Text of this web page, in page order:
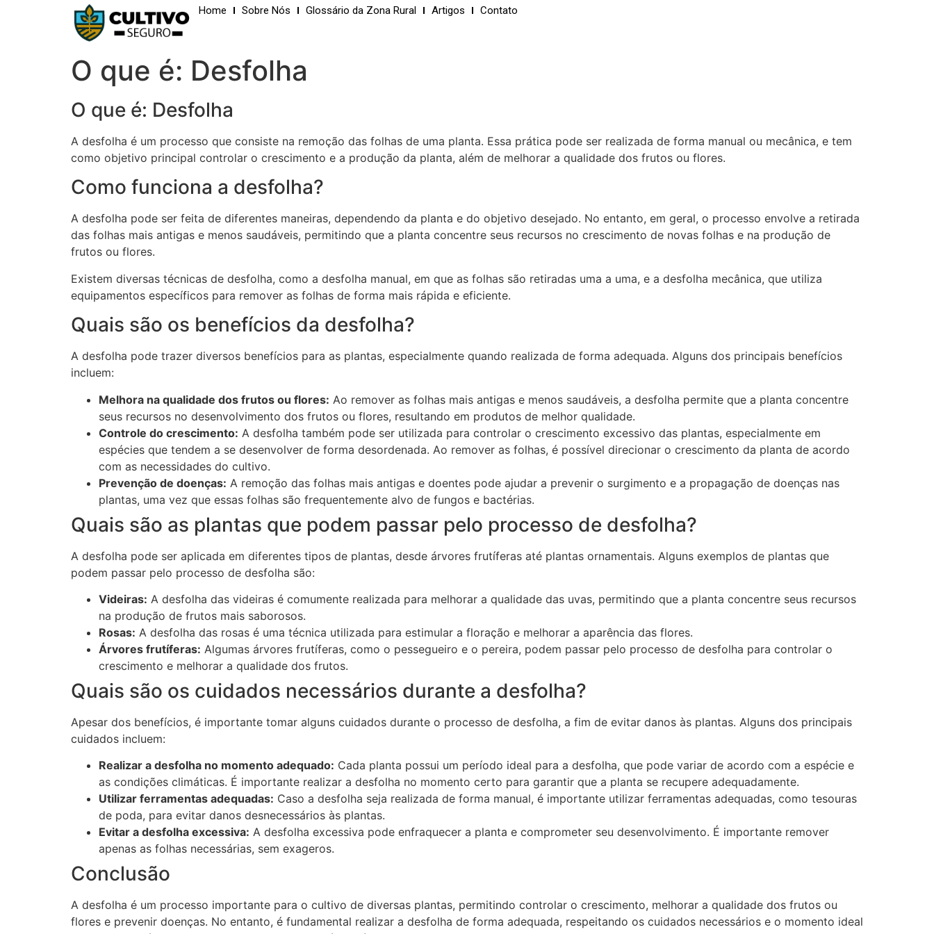
Home Sobre Nós Glossário da Zona Rural Artigos Contato
O que é: Desfolha
O que é: Desfolha
A desfolha é um processo que consiste na remoção das folhas de uma planta. Essa prática pode ser realizada de forma manual ou mecânica, e tem
como objetivo principal controlar o crescimento e a produção da planta, além de melhorar a qualidade dos frutos ou flores.
Como funciona a desfolha?
A desfolha pode ser feita de diferentes maneiras, dependendo da planta e do objetivo desejado. No entanto, em geral, o processo envolve a retirada
das folhas mais antigas e menos saudáveis, permitindo que a planta concentre seus recursos no crescimento de novas folhas e na produção de
frutos ou flores.
Existem diversas técnicas de desfolha, como a desfolha manual, em que as folhas são retiradas uma a uma, e a desfolha mecânica, que utiliza
equipamentos específicos para remover as folhas de forma mais rápida e eficiente.
Quais são os benefícios da desfolha?
A desfolha pode trazer diversos benefícios para as plantas, especialmente quando realizada de forma adequada. Alguns dos principais benefícios
incluem:
Melhora na qualidade dos frutos ou flores: Ao remover as folhas mais antigas e menos saudáveis, a desfolha permite que a planta concentre
seus recursos no desenvolvimento dos frutos ou flores, resultando em produtos de melhor qualidade.
Controle do crescimento: A desfolha também pode ser utilizada para controlar o crescimento excessivo das plantas, especialmente em
espécies que tendem a se desenvolver de forma desordenada. Ao remover as folhas, é possível direcionar o crescimento da planta de acordo
com as necessidades do cultivo.
Prevenção de doenças: A remoção das folhas mais antigas e doentes pode ajudar a prevenir o surgimento e a propagação de doenças nas
plantas, uma vez que essas folhas são frequentemente alvo de fungos e bactérias.
Quais são as plantas que podem passar pelo processo de desfolha?
A desfolha pode ser aplicada em diferentes tipos de plantas, desde árvores frutíferas até plantas ornamentais. Alguns exemplos de plantas que
podem passar pelo processo de desfolha são:
Videiras: A desfolha das videiras é comumente realizada para melhorar a qualidade das uvas, permitindo que a planta concentre seus recursos
na produção de frutos mais saborosos.
Rosas: A desfolha das rosas é uma técnica utilizada para estimular a floração e melhorar a aparência das flores.
Árvores frutíferas: Algumas árvores frutíferas, como o pessegueiro e o pereira, podem passar pelo processo de desfolha para controlar o
crescimento e melhorar a qualidade dos frutos.
Quais são os cuidados necessários durante a desfolha?
Apesar dos benefícios, é importante tomar alguns cuidados durante o processo de desfolha, a fim de evitar danos às plantas. Alguns dos principais
cuidados incluem:
Realizar a desfolha no momento adequado: Cada planta possui um período ideal para a desfolha, que pode variar de acordo com a espécie e
as condições climáticas. É importante realizar a desfolha no momento certo para garantir que a planta se recupere adequadamente.
Utilizar ferramentas adequadas: Caso a desfolha seja realizada de forma manual, é importante utilizar ferramentas adequadas, como tesouras
de poda, para evitar danos desnecessários às plantas.
Evitar a desfolha excessiva: A desfolha excessiva pode enfraquecer a planta e comprometer seu desenvolvimento. É importante remover
apenas as folhas necessárias, sem exageros.
Conclusão
A desfolha é um processo importante para o cultivo de diversas plantas, permitindo controlar o crescimento, melhorar a qualidade dos frutos ou
flores e prevenir doenças. No entanto, é fundamental realizar a desfolha de forma adequada, respeitando os cuidados necessários e o momento ideal